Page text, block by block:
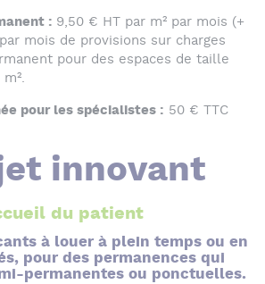
: 9,50 € HT par m² par mois (+
mois de provisions sur charges
pour des espaces de taille
pour les spécialistes : 50 € TTC
innovant
du patient
à louer à plein temps ou en
pour des permanences qui
permanentes ou ponctuelles.